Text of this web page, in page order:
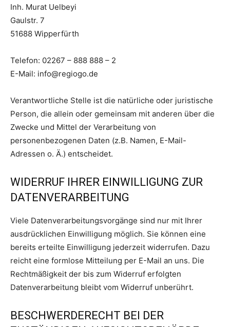
Inh. Murat Uelbeyi
Gaulstr. 7
51688 Wipperfürth
Telefon: 02267 – 888 888 – 2
E-Mail: info@regiogo.de
Verantwortliche Stelle ist die natürliche oder juristische
Person, die allein oder gemeinsam mit anderen über die
Zwecke und Mittel der Verarbeitung von
personenbezogenen Daten (z.B. Namen, E-Mail-
Adressen o. Ä.) entscheidet.
WIDERRUF IHRER EINWILLIGUNG ZUR
DATENVERARBEITUNG
Viele Datenverarbeitungsvorgänge sind nur mit Ihrer
ausdrücklichen Einwilligung möglich. Sie können eine
bereits erteilte Einwilligung jederzeit widerrufen. Dazu
reicht eine formlose Mitteilung per E-Mail an uns. Die
Rechtmäßigkeit der bis zum Widerruf erfolgten
Datenverarbeitung bleibt vom Widerruf unberührt.
BESCHWERDERECHT BEI DER